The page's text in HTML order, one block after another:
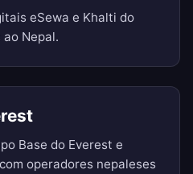
eSewa e Khalti do
Nepal.
Base do Everest e
operadores nepaleses